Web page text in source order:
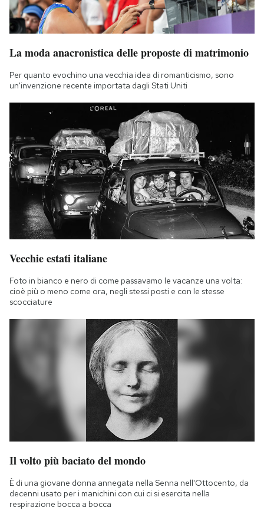
La moda anacronistica delle proposte di matrimonio
Per quanto evochino una vecchia idea di romanticismo, sono
un'invenzione recente importata dagli Stati Uniti
Vecchie estati italiane
Foto in bianco e nero di come passavamo le vacanze una volta:
cioè più o meno come ora, negli stessi posti e con le stesse
scocciature
Il volto più baciato del mondo
È di una giovane donna annegata nella Senna nell'Ottocento, da
decenni usato per i manichini con cui ci si esercita nella
respirazione bocca a bocca